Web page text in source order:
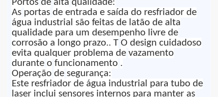
As portas de entrada e saída do resfriador de
água industrial são feitas de latão de alta
qualidade para um desempenho livre de
corrosão a longo prazo.. T O design cuidadoso
evita qualquer problema de vazamento
durante o funcionamento .
Operação de segurança:
Este resfriador de água industrial para tubo de
laser inclui sensores internos para manter as